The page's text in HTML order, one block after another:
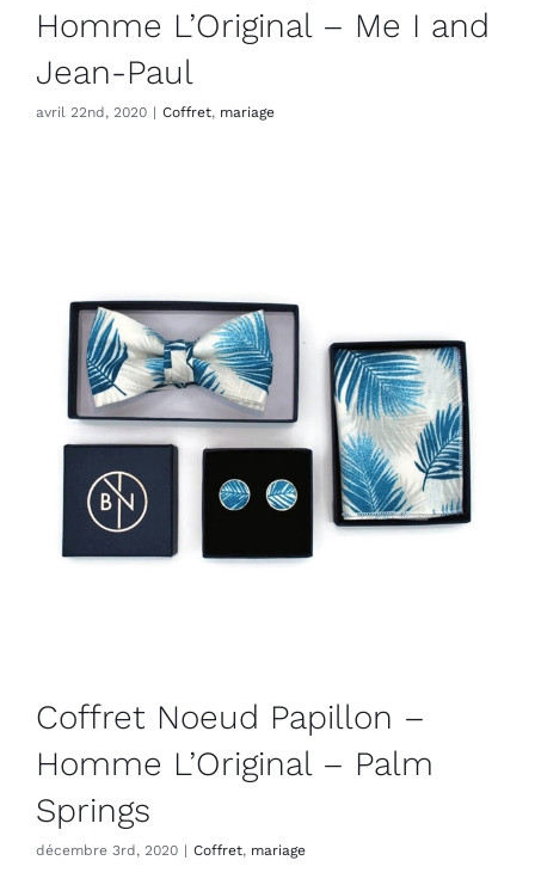
Homme L’Original – Me I and
Jean-Paul
avril 22nd, 2020 | Coffret, mariage
Coffret Noeud Papillon –
Homme L’Original – Palm
Springs
décembre 3rd, 2020 | Coffret, mariage